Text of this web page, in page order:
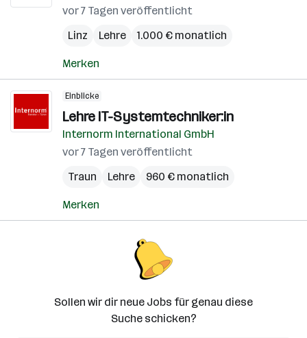
vor 7 Tagen veröffentlicht
Linz
Lehre 1.000 € monatlich
Merken
Einblicke
Lehre IT-Systemtechniker:in
Internorm International GmbH
vor 7 Tagen veröffentlicht
Traun
Lehre 960 € monatlich
Merken
Sollen wir dir neue Jobs für genau diese
Suche schicken?